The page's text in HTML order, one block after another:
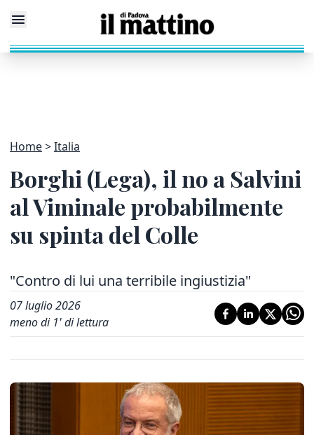
Home Italia
Borghi (Lega), il no a Salvini
al Viminale probabilmente
su spinta del Colle
"Contro di lui una terribile ingiustizia"
07 luglio 2026
meno di 1' di lettura